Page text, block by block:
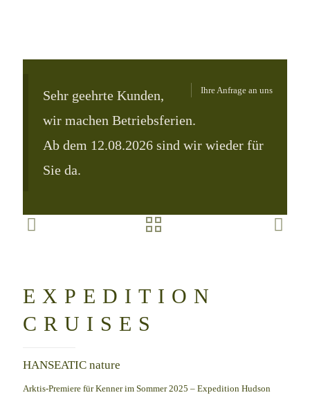
Ihre Anfrage an uns
Sehr geehrte Kunden,
wir machen Betriebsferien.
Ab dem 12.08.2026 sind wir wieder für
Sie da.
EXPEDITION
CRUISES
HANSEATIC nature
Arktis-Premiere für Kenner im Sommer 2025 – Expedition Hudson